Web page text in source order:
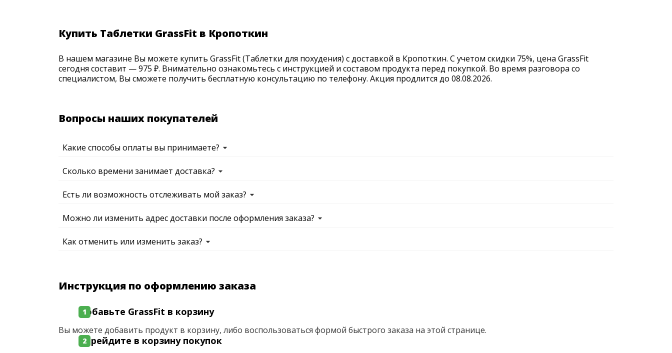
Купить Таблетки GrassFit в Кропоткин
В нашем магазине Вы можете купить GrassFit (Таблетки для похудения) с доставкой в Кропоткин. С учетом скидки 75%, цена GrassFit
сегодня составит — 975 ₽. Внимательно ознакомьтесь с инструкцией и составом продукта перед покупкой. Во время разговора со
специалистом, Вы сможете получить бесплатную консультацию по телефону. Акция продлится до 08.08.2026.
Вопросы наших покупателей
Какие способы оплаты вы принимаете?
Сколько времени занимает доставка?
Есть ли возможность отслеживать мой заказ?
Можно ли изменить адрес доставки после оформления заказа?
Как отменить или изменить заказ?
Инструкция по оформлению заказа
Добавьте GrassFit в корзину
Вы можете добавить продукт в корзину, либо воспользоваться формой быстрого заказа на этой странице.
Перейдите в корзину покупок